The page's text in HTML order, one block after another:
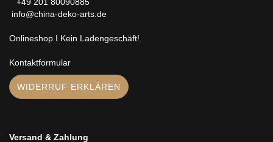
+49 201 80090885
info@china-deko-arts.de
Onlineshop I Kein Ladengeschäft!
Kontaktformular
WIDERRUF ERKLÄREN
Versand & Zahlung